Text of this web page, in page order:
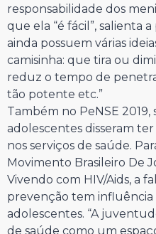
responsabilidade dos
que ela “é fácil”, salienta
ainda possuem várias
camisinha: que tira ou
reduz o tempo de
tão potente etc.”
Também no PeNSE 2019,
adolescentes disseram
nos serviços de saúde.
Movimento Brasileiro De
Vivendo com HIV/Aids, a
prevenção tem influência
adolescentes. “A
de saúde como um